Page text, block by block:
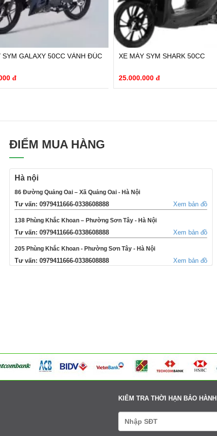
XE MÁY SYM SHARK 50CC
25.000.000 đ
XE GA SYM PRITI 50CC
26.700.000 đ
ĐIỂM MUA HÀNG
Hà nội
86 Đường Quảng Oai – Xã Quảng Oai - Hà Nội
Tư vấn: 0979411666-0338608888 Xem bản đồ
138 Phùng Khắc Khoan – Phường Sơn Tây - Hà Nội
Tư vấn: 0979411666-0338608888 Xem bản đồ
205 Phùng Khắc Khoan - Phường Sơn Tây - Hà Nội
Tư vấn: 0979411666-0338608888 Xem bản đồ
Cụm 6 - Thị Trấn Liên Quan - Thạch Thất - Hà Nội
Tư vấn: 0979411666-0338608888 Xem bản đồ
KIỂM TRA THỜI HẠN BẢO HÀNH